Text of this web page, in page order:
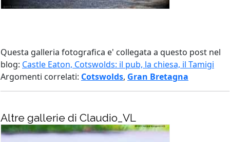
Questa galleria fotografica e' collegata a questo post nel
blog: Castle Eaton, Cotswolds: il pub, la chiesa, il Tamigi
Argomenti correlati: Cotswolds, Gran Bretagna
Altre gallerie di Claudio_VL